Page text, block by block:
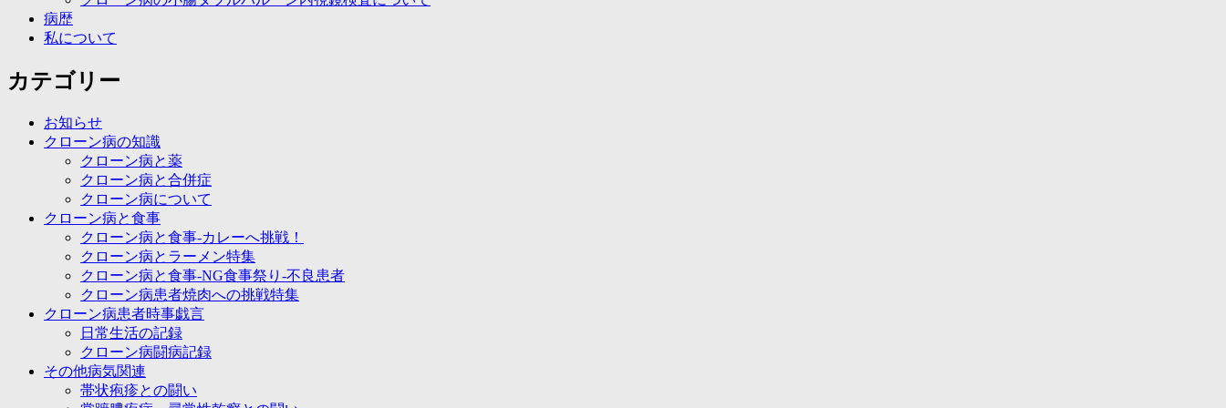
病歴
私について
カテゴリー
お知らせ
クローン病の知識
クローン病と薬
クローン病と合併症
クローン病について
クローン病と食事
クローン病と食事-カレーへ挑戦！
クローン病とラーメン特集
クローン病と食事-NG食事祭り-不良患者
クローン病患者焼肉への挑戦特集
クローン病患者時事戯言
日常生活の記録
クローン病闘病記録
その他病気関連
帯状疱疹との闘い